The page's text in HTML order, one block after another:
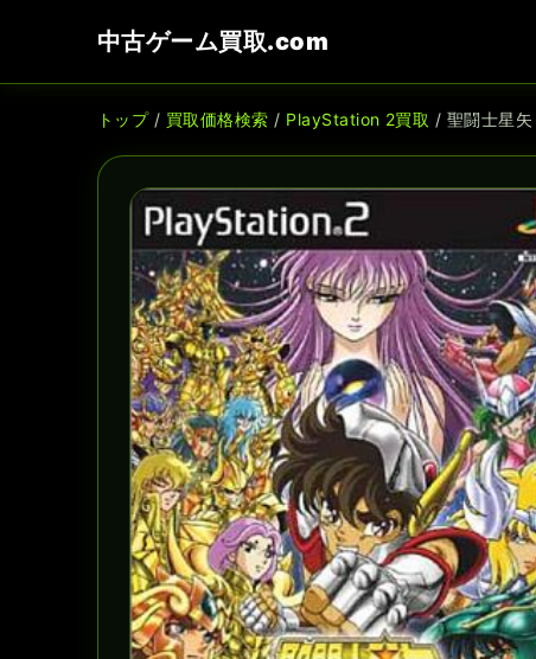
中古ゲーム買取.com
トップ/ 買取価格検索 / PlayStation 2買取 / 聖闘士星